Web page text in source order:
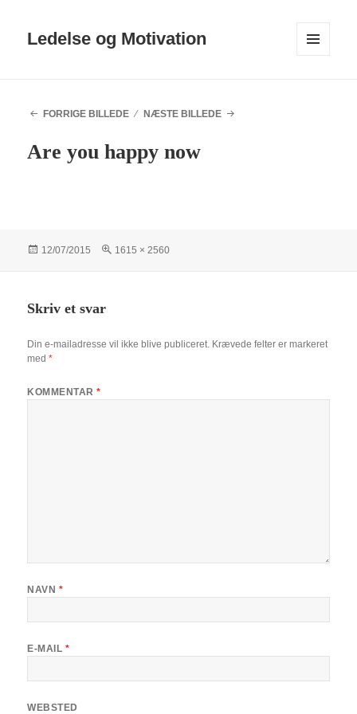
Ledelse og Motivation
FORRIGE BILLEDE NÆSTE BILLEDE
Are you happy now
Udgivet
12/07/2015
Fuld
1615 × 2560
Skriv et svar
Din e-mailadresse vil ikke blive publiceret. Krævede felter er markeret
med*
KOMMENTAR*
NAVN *
E-MAIL *
WEBSTED